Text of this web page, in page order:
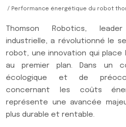
/ Performance énergétique du robot
Thomson Robotics,
industrielle, a révolutionné le
robot, une innovation qui
au premier plan. Dans un
écologique et de
concernant les coûts
représente une avancée
plus durable et rentable.